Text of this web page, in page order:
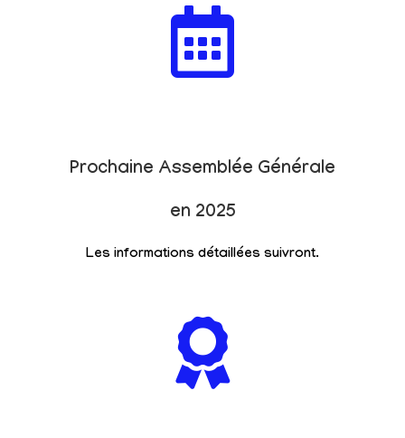
Prochaine Assemblée Générale
en 2025
Les informations détaillées suivront.